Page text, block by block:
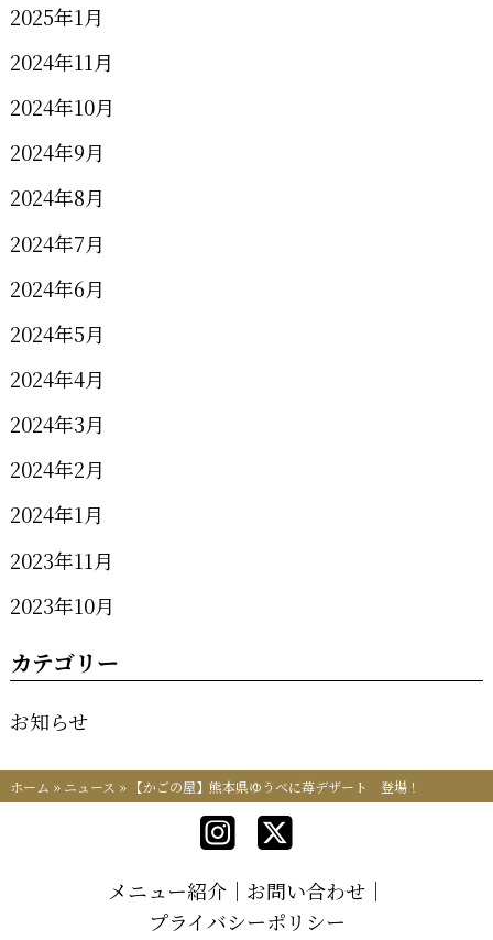
2025年1月
2024年11月
2024年10月
2024年9月
2024年8月
2024年7月
2024年6月
2024年5月
2024年4月
2024年3月
2024年2月
2024年1月
2023年11月
2023年10月
カテゴリー
お知らせ
ホーム » ニュース » 【かごの屋】熊本県ゆうべに苺デザート 登場！
メニュー紹介
お問い合わせ
プライバシーポリシー